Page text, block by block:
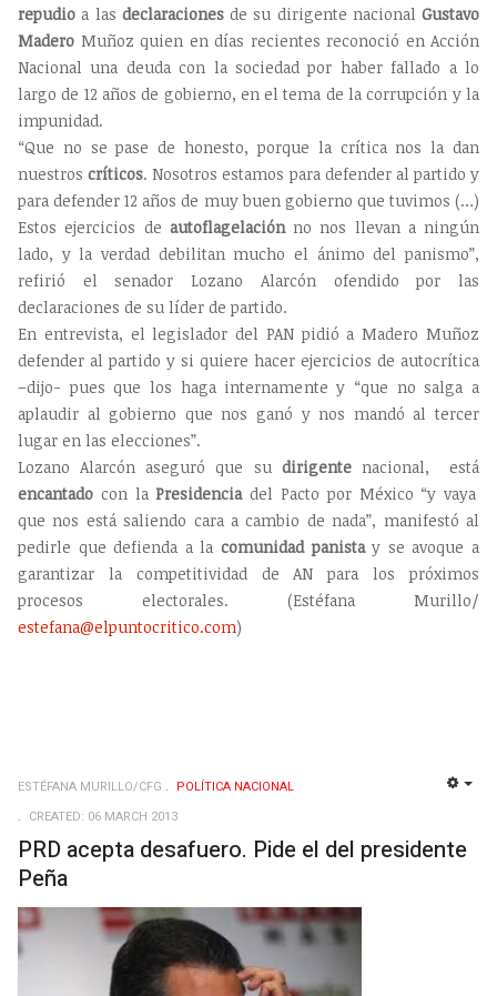
repudio a las declaracionesde su dirigente nacional Gustavo
Madero Muñoz quien en días recientes reconoció en Acción
Nacional una deuda con la sociedad por haber fallado a lo
largo de 12 años de gobierno, en el tema de la corrupción y la
impunidad.
“Que no se pase de honesto, porque la crítica nos la dan
nuestroscríticos. Nosotros estamos para defender al partido y
para defender 12 años de muy buen gobierno que tuvimos (…)
Estos ejercicios de autoflagelaciónno nos llevan a ningún
lado, y la verdad debilitan mucho el ánimo del panismo”,
refirió el senador Lozano Alarcón ofendido por las
declaraciones de su líder de partido.
En entrevista, el legislador del PAN pidió a Madero Muñoz
defender al partido y si quiere hacer ejercicios de autocrítica
–dijo- pues que los haga internamente y “que no salga a
aplaudir al gobierno que nos ganó y nos mandó al tercer
lugar en las elecciones”.
Lozano Alarcón aseguró que su dirigentenacional, está
encantado con laPresidenciadel Pacto por México “y vaya
que nos está saliendo cara a cambio de nada”, manifestó al
pedirle que defienda a la comunidad panistay se avoque a
garantizar la competitividad de AN para los próximos
procesos electorales. (Estéfana Murillo/
estefana@elpuntocritico.com)
ESTÉFANA MURILLO/CFG
POLÍ­TICA NACIONAL
CREATED: 06 MARCH 2013
PRD acepta desafuero. Pide el del presidente
Peña